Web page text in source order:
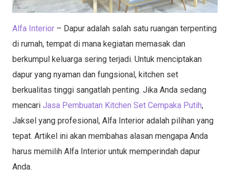
Alfa Interior – Dapur adalah salah satu ruangan terpenting
di rumah, tempat di mana kegiatan memasak dan
berkumpul keluarga sering terjadi. Untuk menciptakan
dapur yang nyaman dan fungsional, kitchen set
berkualitas tinggi sangatlah penting. Jika Anda sedang
mencari Jasa Pembuatan Kitchen Set Cempaka Putih,
Jaksel yang profesional, Alfa Interior adalah pilihan yang
tepat. Artikel ini akan membahas alasan mengapa Anda
harus memilih Alfa Interior untuk memperindah dapur
Anda.